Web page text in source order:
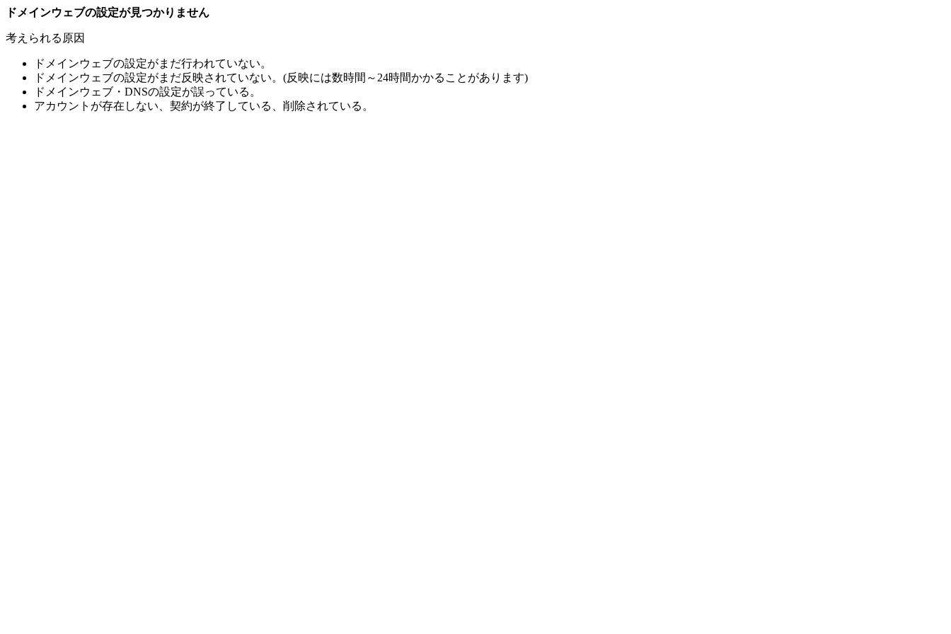
ドメインウェブの設定が見つかりません
考えられる原因
ドメインウェブの設定がまだ行われていない。
ドメインウェブの設定がまだ反映されていない。(反映には数時間～24時間かかることがあります)
ドメインウェブ・DNSの設定が誤っている。
アカウントが存在しない、契約が終了している、削除されている。